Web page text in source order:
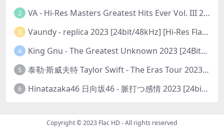
2 VA - Hi-Res Masters Greatest Hits Ever Vol. III 2023 [24Bit/192kHz] [Hi-Res Flac 10.5GB]
3 Vaundy - replica 2023 [24bit/48kHz] [Hi-Res Flac 1.6GB]
4 King Gnu - The Greatest Unknown 2023 [24Bit/48kHz] [Hi-Res Flac 752MB]
5 泰勒·斯威夫特 Taylor Swift - The Eras Tour 2023 [24bit/44.1kHz] [Hi-Res Flac 2.02GB]
6 Hinatazaka46 日向坂46 - 脈打つ感情 2023 [24bit/96kHz] [Hi-Res Flac 3.3GB]
Copyright © 2023 Flac HD- All rights reserved